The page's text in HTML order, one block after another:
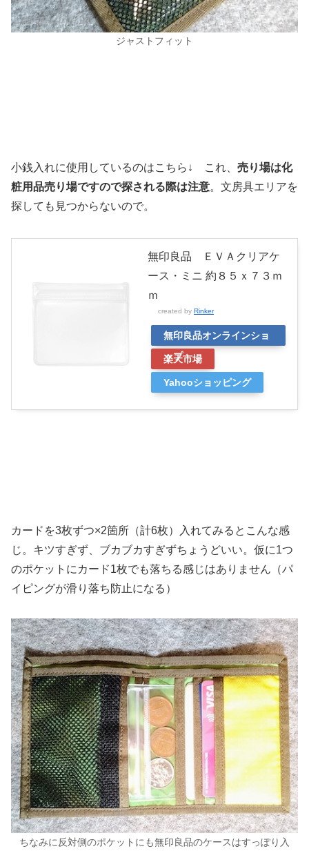
ジャストフィット
小銭入れに使用しているのはこちら↓ これ、 売り場は化
粧用品売り場ですので探される際は注意。文房具エリアを
探しても見つからないので。
無印良品 ＥＶＡクリアケ
ース・ミニ 約８５ｘ７３ｍ
ｍ
created by Rinker
無印良品オンラインショ
ップ
楽天市場
Yahooショッピング
カードを3枚ずつ×2箇所（計6枚）入れてみるとこんな感
じ。キツすぎず、ブカブカすぎずちょうどいい。仮に1つ
のポケットにカード1枚でも落ちる感じはありません（パ
イピングが滑り落ち防止になる）
ちなみに反対側のポケットにも無印良品のケースはすっぽり入